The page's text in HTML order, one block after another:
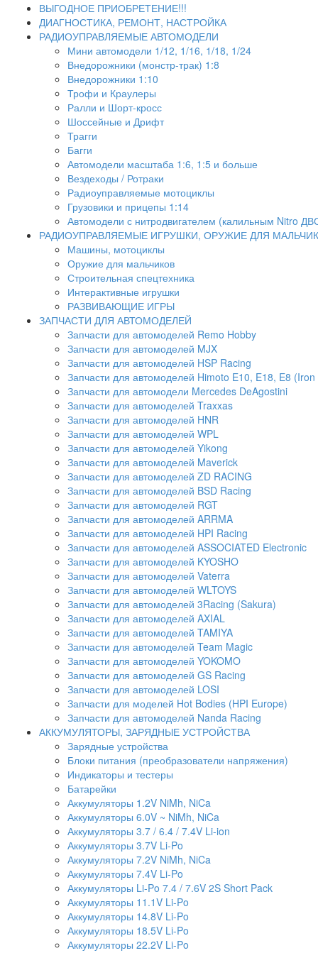
ВЫГОДНОЕ ПРИОБРЕТЕНИЕ!!!
ДИАГНОСТИКА, РЕМОНТ, НАСТРОЙКА
РАДИОУПРАВЛЯЕМЫЕ АВТОМОДЕЛИ
Мини автомодели 1/12, 1/16, 1/18, 1/24
Внедорожники (монстр-трак) 1:8
Внедорожники 1:10
Трофи и Краулеры
Ралли и Шорт-кросс
Шоссейные и Дрифт
Трагги
Багги
Автомодели масштаба 1:6, 1:5 и больше
Вездеходы / Ротраки
Радиоуправляемые мотоциклы
Грузовики и прицепы 1:14
Автомодели с нитродвигателем (калильным Nitro
РАДИОУПРАВЛЯЕМЫЕ ИГРУШКИ, ОРУЖИЕ ДЛЯ
Машины, мотоциклы
Оружие для мальчиков
Строительная спецтехника
Интерактивные игрушки
РАЗВИВАЮЩИЕ ИГРЫ
ЗАПЧАСТИ ДЛЯ АВТОМОДЕЛЕЙ
Запчасти для автомоделей Remo Hobby
Запчасти для автомоделей MJX
Запчасти для автомоделей HSP Racing
Запчасти для автомоделей Himoto E10, E18, E8
Запчасти для автомодели Mercedes DeAgostini
Запчасти для автомоделей Traxxas
Запчасти для автомоделей HNR
Запчасти для автомоделей WPL
Запчасти для автомоделей Yikong
Запчасти для автомоделей Maverick
Запчасти для автомоделей ZD RACING
Запчасти для автомоделей BSD Racing
Запчасти для автомоделей RGT
Запчасти для автомоделей ARRMA
Запчасти для автомоделей HPI Racing
Запчасти для автомоделей ASSOCIATED Electronic
Запчасти для автомоделей KYOSHO
Запчасти для автомоделей Vaterra
Запчасти для автомоделей WLTOYS
Запчасти для автомоделей 3Racing (Sakura)
Запчасти для автомоделей AXIAL
Запчасти для автомоделей TAMIYA
Запчасти для автомоделей Team Magic
Запчасти для автомоделей YOKOMO
Запчасти для автомоделей GS Racing
Запчасти для автомоделей LOSI
Запчасти для моделей Hot Bodies (HPI Europe)
Запчасти для автомоделей Nanda Racing
АККУМУЛЯТОРЫ, ЗАРЯДНЫЕ УСТРОЙСТВА
Зарядные устройства
Блоки питания (преобразователи напряжения)
Индикаторы и тестеры
Батарейки
Аккумуляторы 1.2V NiMh, NiCa
Аккумуляторы 6.0V ~ NiMh, NiCa
Аккумуляторы 3.7 / 6.4 / 7.4V Li-ion
Аккумуляторы 3.7V Li-Po
Аккумуляторы 7.2V NiMh, NiCa
Аккумуляторы 7.4V Li-Po
Аккумуляторы Li-Po 7.4 / 7.6V 2S Short Pack
Аккумуляторы 11.1V Li-Po
Аккумуляторы 14.8V Li-Po
Аккумуляторы 18.5V Li-Po
Аккумуляторы 22.2V Li-Po